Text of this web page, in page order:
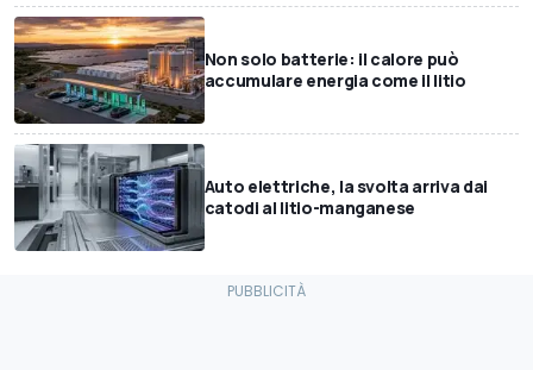
Non solo batterie: il calore può
accumulare energia come il litio
Auto elettriche, la svolta arriva dai
catodi al litio-manganese